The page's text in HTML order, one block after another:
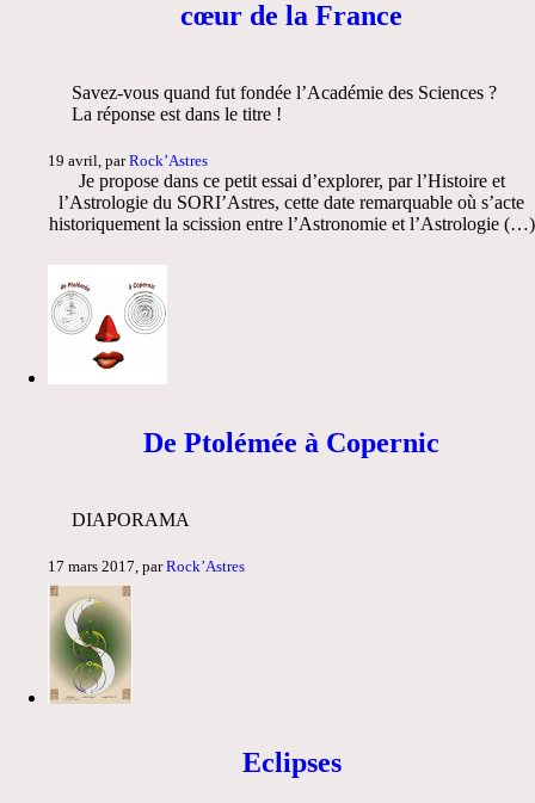
cœur de la France
Savez-vous quand fut fondée l’Académie des Sciences ?
La réponse est dans le titre !
19 avril, parRock’Astres
Je propose dans ce petit essai d’explorer, par l’Histoire et
l’Astrologie du SORI’Astres, cette date remarquable où s’acte
historiquement la scission entre l’Astronomie et l’Astrologie (…)
De Ptolémée à Copernic
DIAPORAMA
17 mars 2017, parRock’Astres
Eclipses